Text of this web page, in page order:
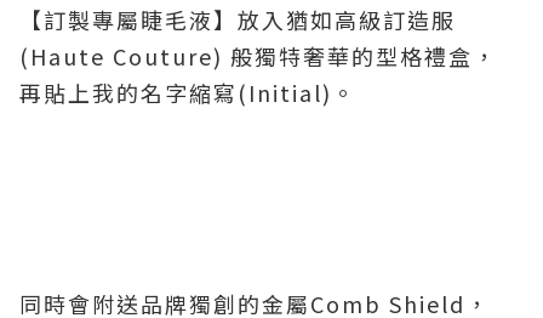
【訂製專屬睫毛液】放入猶如高級訂造服
(Haute Couture) 般獨特奢華的型格禮盒，
再貼上我的名字縮寫(Initial)。
同時會附送品牌獨創的金屬Comb Shield，